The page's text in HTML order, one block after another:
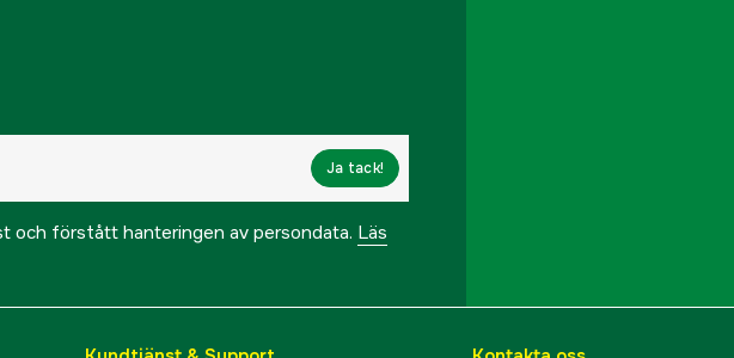
Ja tack!
och förstått hanteringen av persondata. Läs